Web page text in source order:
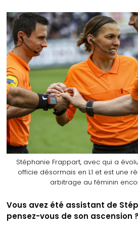
Stéphanie Frappart, avec qui a
officie désormais en L1 et est une
arbitrage au féminin
Vous avez été assistant de
pensez-vous de son ascension ?